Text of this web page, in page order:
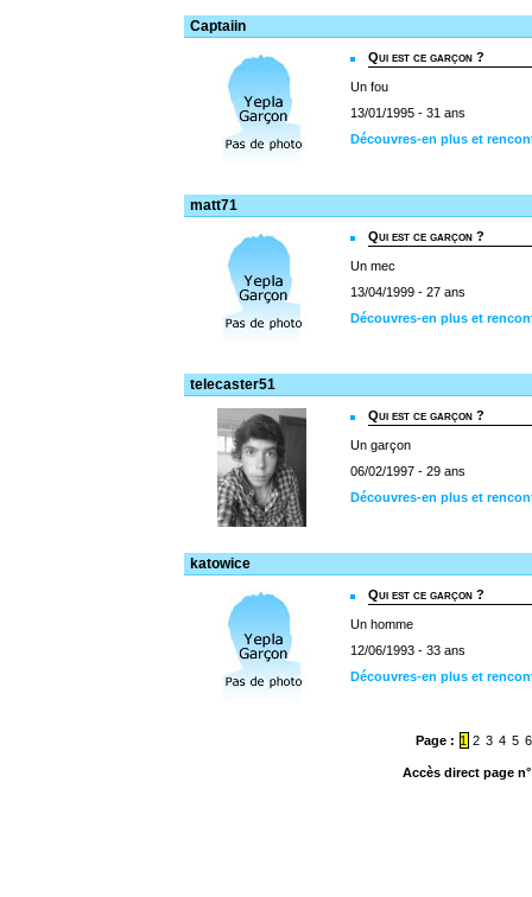
Captaiin
Qui est ce garçon ?
Un fou
13/01/1995 - 31 ans
Découvres-en plus et
matt71
Qui est ce garçon ?
Un mec
13/04/1999 - 27 ans
Découvres-en plus et
telecaster51
Qui est ce garçon ?
Un garçon
06/02/1997 - 29 ans
Découvres-en plus et
katowice
Qui est ce garçon ?
Un homme
12/06/1993 - 33 ans
Découvres-en plus et
Page : 1 2 3 4 5 6
Accès direct page